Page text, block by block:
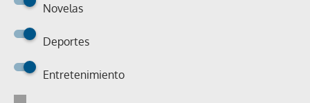
Novelas
Deportes
Entretenimiento